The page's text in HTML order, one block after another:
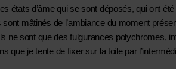
états d’âme qui se sont déposés, qui ont
mâtinés de l’ambiance du moment
ne sont que des fulgurances polychromes,
que je tente de fixer sur la toile par